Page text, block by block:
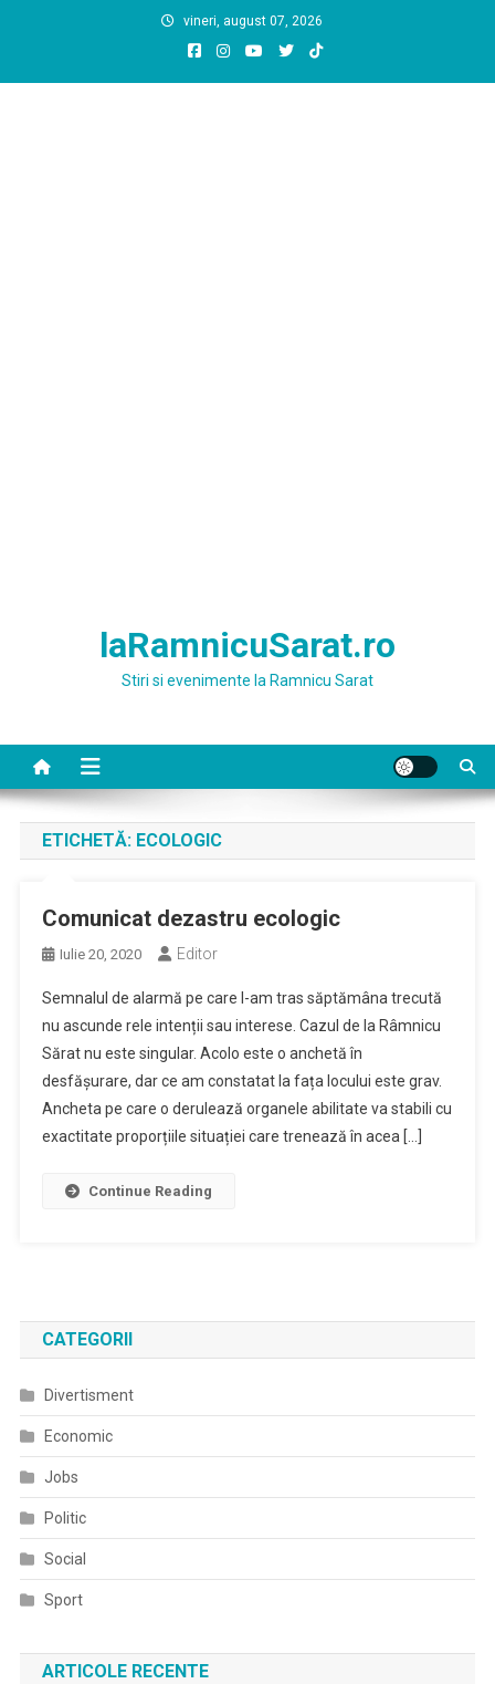
vineri, august 07, 2026
laRamnicuSarat.ro
Stiri si evenimente la Ramnicu Sarat
ETICHETĂ: ECOLOGIC
Comunicat dezastru ecologic
Iulie 20, 2020 Editor
Semnalul de alarmă pe care l-am tras săptămâna trecută
nu ascunde rele intenții sau interese. Cazul de la Râmnicu
Sărat nu este singular. Acolo este o anchetă în
desfășurare, dar ce am constatat la fața locului este grav.
Ancheta pe care o derulează organele abilitate va stabili cu
exactitate proporțiile situației care trenează în acea […]
Continue Reading
CATEGORII
Divertisment
Economic
Jobs
Politic
Social
Sport
ARTICOLE RECENTE